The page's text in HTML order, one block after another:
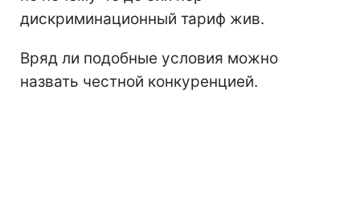
дискриминационный тариф жив.
Вряд ли подобные условия можно
назвать честной конкуренцией.